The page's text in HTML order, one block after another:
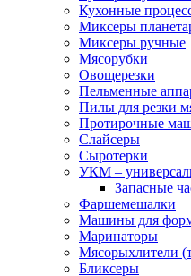
Кухонные
Миксеры
Миксеры ручные
Мясорубки
Овощерезки
Пельменные
Пилы для резки
Протирочные
Слайсеры
Сыротерки
УКМ –
Запасные
Фаршемешалки
Машины для
Маринаторы
Мясорыхлители
Бликсеры